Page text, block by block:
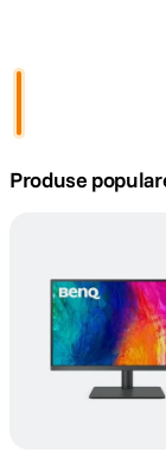
4. peak
6. lavaliera
7. card
Produse